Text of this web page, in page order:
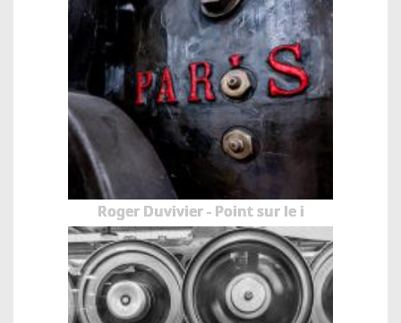
Roger Duvivier - Point sur le i